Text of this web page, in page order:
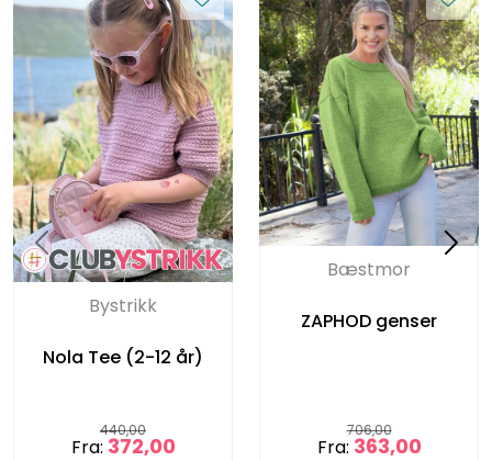
Bystrikk
Nola Tee (2-12 år)
440,00
Fra: 372,00
Bæstmor
ZAPHOD genser
706,00
Fra: 363,00